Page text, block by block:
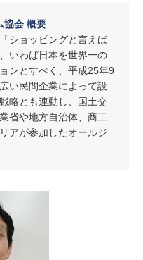
協会 概要
ショッピングと言えば
いわば日本を世界一の
ンとすべく、平成25年9
い民間企業によって設
略とも連動し、国土交
省や地方自治体、商工
アが参加したオールジ